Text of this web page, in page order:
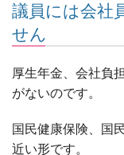
議員には会社
せん
厚生年金、会社負
がないのです。
国民健康保険、国
近い形です。